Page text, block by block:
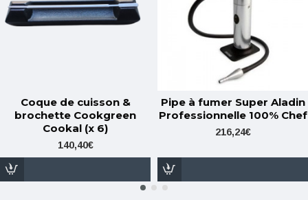
Coque de cuisson &
brochette Cookgreen
Cookal (x 6)
140,40€
Pipe à fumer Super Aladin
Professionnelle 100% Chef
216,24€